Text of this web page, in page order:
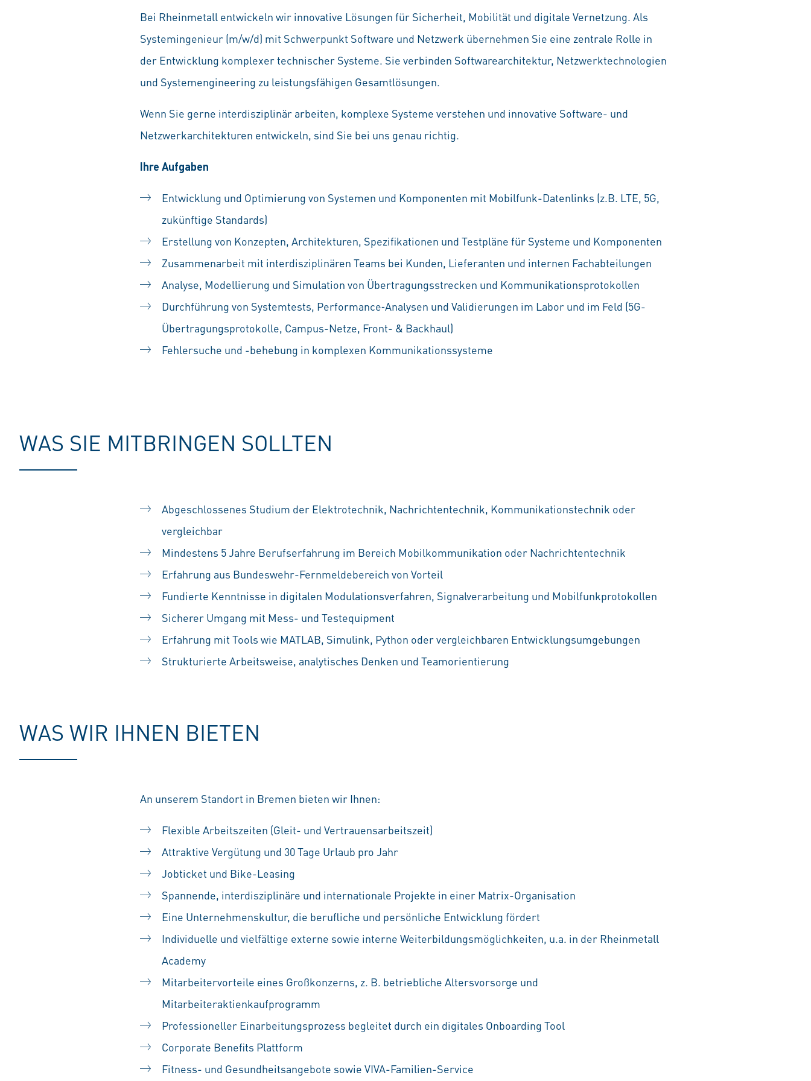
Bei Rheinmetall entwickeln wir innovative Lösungen für Sicherheit, Mobilität und digitale Vernetzung. Als
Systemingenieur (m/w/d) mit Schwerpunkt Software und Netzwerk übernehmen Sie eine zentrale Rolle in
der Entwicklung komplexer technischer Systeme. Sie verbinden Softwarearchitektur, Netzwerktechnologien
und Systemengineering zu leistungsfähigen Gesamtlösungen.
Wenn Sie gerne interdisziplinär arbeiten, komplexe Systeme verstehen und innovative Software- und
Netzwerkarchitekturen entwickeln, sind Sie bei uns genau richtig.
Ihre Aufgaben
Entwicklung und Optimierung von Systemen und Komponenten mit Mobilfunk-Datenlinks (z.B. LTE, 5G,
zukünftige Standards)
Erstellung von Konzepten, Architekturen, Spezifikationen und Testpläne für Systeme und Komponenten
Zusammenarbeit mit interdisziplinären Teams bei Kunden, Lieferanten und internen Fachabteilungen
Analyse, Modellierung und Simulation von Übertragungsstrecken und Kommunikationsprotokollen
Durchführung von Systemtests, Performance‑Analysen und Validierungen im Labor und im Feld (5G-
Übertragungsprotokolle, Campus-Netze, Front- & Backhaul)
Fehlersuche und -behebung in komplexen Kommunikationssysteme
WAS SIE MITBRINGEN SOLLTEN
Abgeschlossenes Studium der Elektrotechnik, Nachrichtentechnik, Kommunikationstechnik oder
vergleichbar
Mindestens 5 Jahre Berufserfahrung im Bereich Mobilkommunikation oder Nachrichtentechnik
Erfahrung aus Bundeswehr-Fernmeldebereich von Vorteil
Fundierte Kenntnisse in digitalen Modulationsverfahren, Signalverarbeitung und Mobilfunkprotokollen
Sicherer Umgang mit Mess- und Testequipment
Erfahrung mit Tools wie MATLAB, Simulink, Python oder vergleichbaren Entwicklungsumgebungen
Strukturierte Arbeitsweise, analytisches Denken und Teamorientierung
WAS WIR IHNEN BIETEN
An unserem Standort in Bremen bieten wir Ihnen:
Flexible Arbeitszeiten (Gleit- und Vertrauensarbeitszeit)
Attraktive Vergütung und 30 Tage Urlaub pro Jahr
Jobticket und Bike-Leasing
Spannende, interdisziplinäre und internationale Projekte in einer Matrix-Organisation
Eine Unternehmenskultur, die berufliche und persönliche Entwicklung fördert
Individuelle und vielfältige externe sowie interne Weiterbildungsmöglichkeiten, u.a. in der Rheinmetall
Academy
Mitarbeitervorteile eines Großkonzerns, z. B. betriebliche Altersvorsorge und
Mitarbeiteraktienkaufprogramm
Professioneller Einarbeitungsprozess begleitet durch ein digitales Onboarding Tool
Corporate Benefits Plattform
Fitness- und Gesundheitsangebote sowie VIVA-Familien-Service